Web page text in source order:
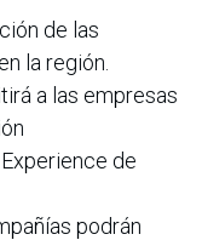
de las
la región.
a las empresas
de
podrán